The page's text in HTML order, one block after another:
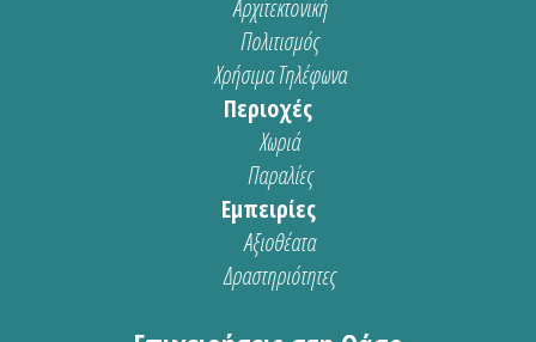
Αρχιτεκτονική
Πολιτισμός
Χρήσιμα Τηλέφωνα
Περιοχές
Χωριά
Παραλίες
Εμπειρίες
Αξιοθέατα
Δραστηριότητες